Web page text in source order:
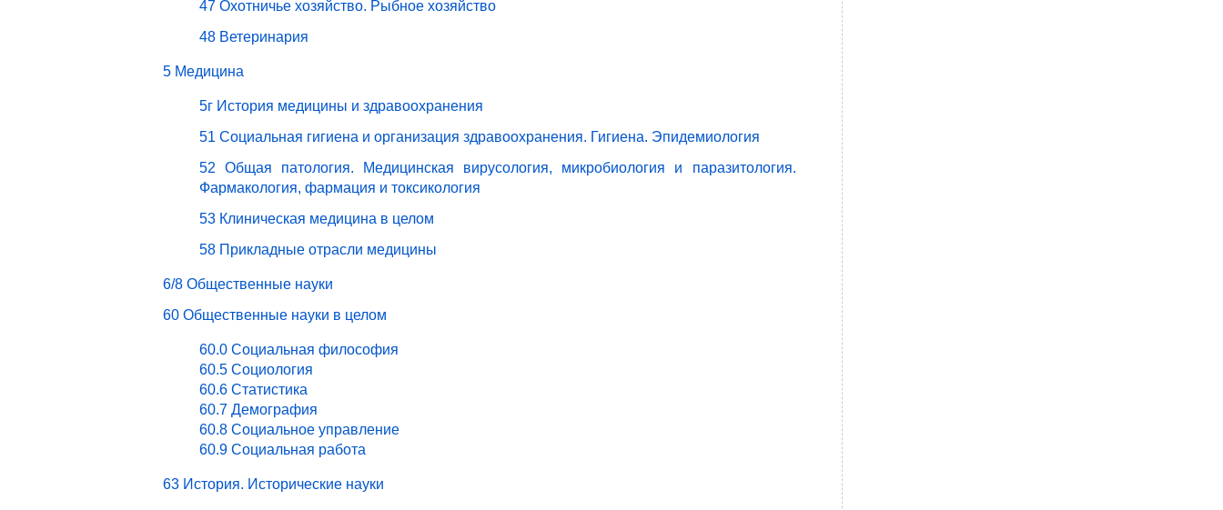
47 Охотничье хозяйство. Рыбное хозяйство
48 Ветеринария
5 Медицина
5г История медицины и здравоохранения
51 Социальная гигиена и организация здравоохранения. Гигиена. Эпидемиология
52 Общая патология. Медицинская вирусология, микробиология и паразитология.
Фармакология, фармация и токсикология
53 Клиническая медицина в целом
58 Прикладные отрасли медицины
6/8 Общественные науки
60 Общественные науки в целом
60.0 Социальная философия
60.5 Социология
60.6 Статистика
60.7 Демография
60.8 Социальное управление
60.9 Социальная работа
63 История. Исторические науки